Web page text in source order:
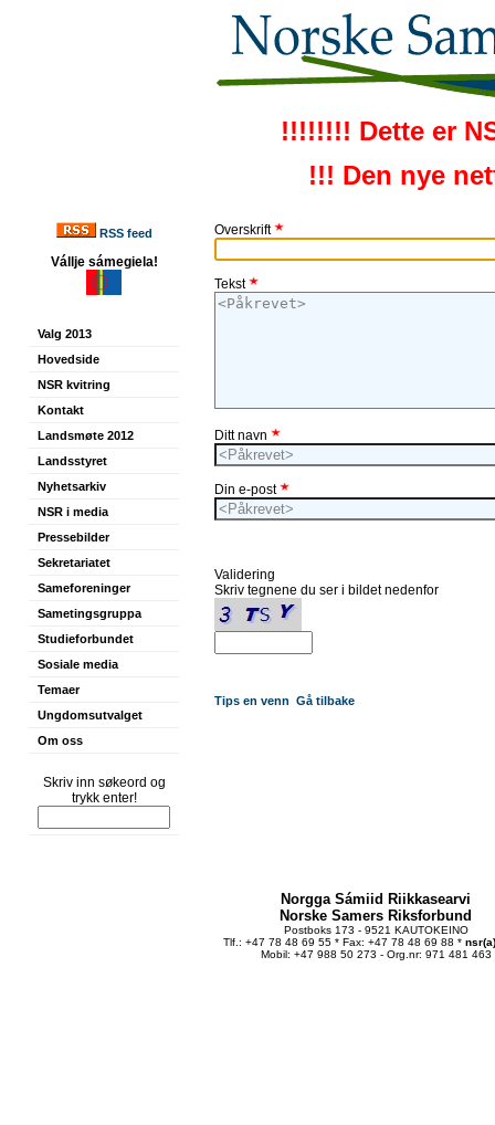
!!!!!!!! Dette er
!!! Den nye
RSS feed
Vállje sámegiela!
Valg 2013
Hovedside
NSR kvitring
Kontakt
Landsmøte 2012
Landsstyret
Nyhetsarkiv
NSR i media
Pressebilder
Sekretariatet
Sameforeninger
Sametingsgruppa
Studieforbundet
Sosiale media
Temaer
Ungdomsutvalget
Om oss
Skriv inn søkeord og
trykk enter!
Overskrift
Tekst
Ditt navn
Din e-post
Validering
Skriv tegnene du ser i bildet nedenfor
Tips en venn Gå tilbake
Norgga Sámiid Riikkasearvi
Norske Samers Riksforbund
Postboks 173 - 9521 KAUTOKEINO
Tlf.: +47 78 48 69 55 * Fax: +47 78 48 69 88 *
Mobil: +47 988 50 273 - Org.nr: 971 481 463